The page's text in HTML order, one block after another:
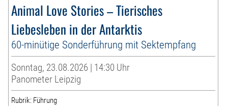
Animal Love Stories – Tierisches
Liebesleben in der Antarktis
60-minütige Sonderführung mit Sektempfang
Sonntag, 23.08.2026 | 14:30 Uhr
Panometer Leipzig
Rubrik: Führung